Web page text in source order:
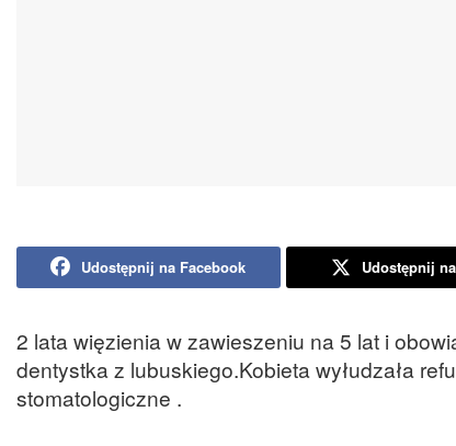
Udostępnij na Facebook Udostępnij
2 lata więzienia w zawieszeniu na 5 lat i
dentystka z lubuskiego.Kobieta wyłudzała
stomatologiczne .